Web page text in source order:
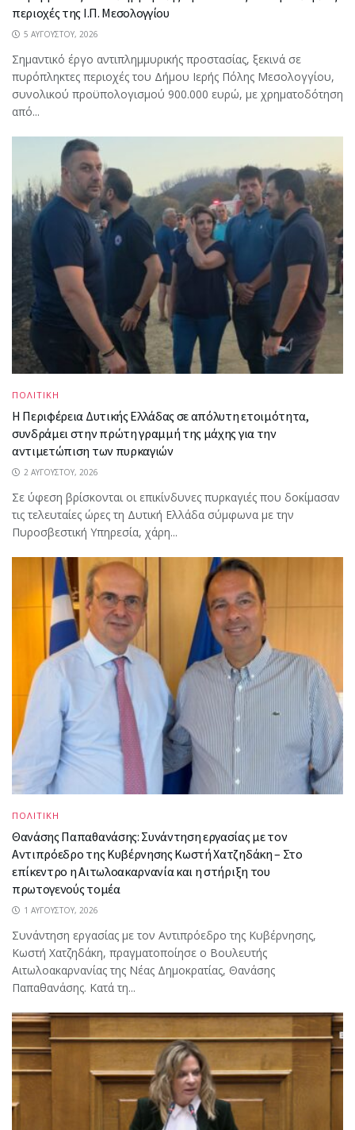
περιοχές της Ι.Π. Μεσολογγίου
5 ΑΥΓΟΎΣΤΟΥ, 2026
Σημαντικό έργο αντιπλημμυρικής προστασίας, ξεκινά σε
πυρόπληκτες περιοχές του Δήμου Ιερής Πόλης Μεσολογγίου,
συνολικού προϋπολογισμού 900.000 ευρώ, με χρηματοδότηση
από...
ΠΟΛΙΤΙΚΗ
Η Περιφέρεια Δυτικής Ελλάδας σε απόλυτη ετοιμότητα,
συνδράμει στην πρώτη γραμμή της μάχης για την
αντιμετώπιση των πυρκαγιών
2 ΑΥΓΟΎΣΤΟΥ, 2026
Σε ύφεση βρίσκονται οι επικίνδυνες πυρκαγιές που δοκίμασαν
τις τελευταίες ώρες τη Δυτική Ελλάδα σύμφωνα με την
Πυροσβεστική Υπηρεσία, χάρη...
ΠΟΛΙΤΙΚΗ
Θανάσης Παπαθανάσης: Συνάντηση εργασίας με τον
Αντιπρόεδρο της Κυβέρνησης Κωστή Χατζηδάκη – Στο
επίκεντρο η Αιτωλοακαρνανία και η στήριξη του
πρωτογενούς τομέα
1 ΑΥΓΟΎΣΤΟΥ, 2026
Συνάντηση εργασίας με τον Αντιπρόεδρο της Κυβέρνησης,
Κωστή Χατζηδάκη, πραγματοποίησε ο Βουλευτής
Αιτωλοακαρνανίας της Νέας Δημοκρατίας, Θανάσης
Παπαθανάσης. Κατά τη...